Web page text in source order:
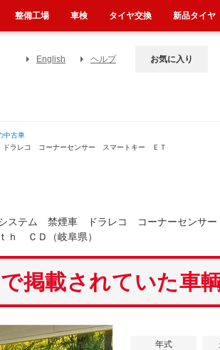
English ヘルプ お気に入り
中古車
ラレコ コーナーセンサー スマートキー ＥＴ
ステム 禁煙車 ドラレコ コーナーセンサ
ｈ ＣＤ（岐阜県）
掲載されていた車
年式
整備工場 車検 タイヤ交換 新品タイヤ